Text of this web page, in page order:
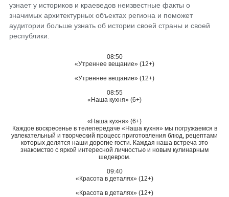
узнает у историков и краеведов неизвестные факты о
значимых архитектурных объектах региона и поможет
аудитории больше узнать об истории своей страны и своей
республики.
08:50
«Утреннее вещание» (12+)
«Утреннее вещание» (12+)
08:55
«Наша кухня» (6+)
«Наша кухня» (6+)
Каждое воскресенье в телепередаче «Наша кухня» мы погружаемся в
увлекательный и творческий процесс приготовления блюд, рецептами
которых делятся наши дорогие гости. Каждая наша встреча это
знакомство с яркой интересной личностью и новым кулинарным
шедевром.
09:40
«Красота в деталях» (12+)
«Красота в деталях» (12+)